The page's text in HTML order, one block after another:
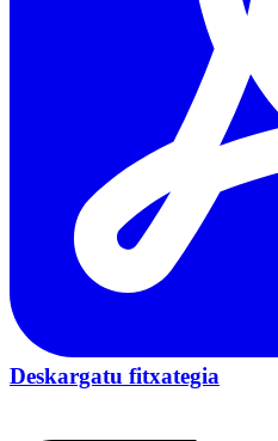
Deskargatu fitxategia